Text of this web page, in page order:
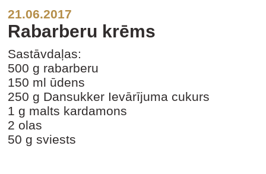
21.06.2017
Rabarberu krēms
Sastāvdaļas:
500 g rabarberu
150 ml ūdens
250 g Dansukker Ievārījuma cukurs
1 g malts kardamons
2 olas
50 g sviests